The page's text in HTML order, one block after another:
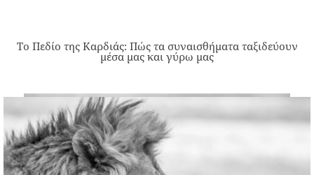
Το Πεδίο της Καρδιάς: Πώς τα συναισθήματα ταξιδεύουν
μέσα μας και γύρω μας